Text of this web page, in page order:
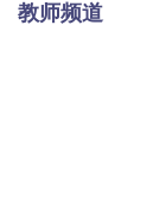
教师频道